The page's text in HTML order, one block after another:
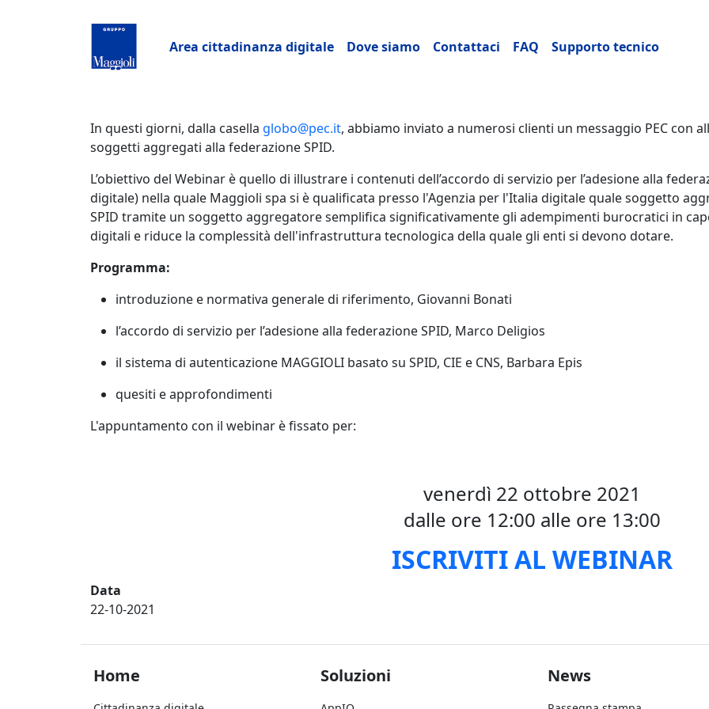
Navigazione principale
Area cittadinanza digitale Dove siamo Contattaci FAQ Supporto tecnico
In questi giorni, dalla casella globo@pec.it, abbiamo inviato a numerosi clienti un messaggio PEC con
soggetti aggregati alla federazione SPID.
L’obiettivo del Webinar è quello di illustrare i contenuti dell’accordo di servizio per l’adesione alla
digitale) nella quale Maggioli spa si è qualificata presso l'Agenzia per l'Italia digitale quale soggetto
SPID tramite un soggetto aggregatore semplifica significativamente gli adempimenti burocratici in
digitali e riduce la complessità dell'infrastruttura tecnologica della quale gli enti si devono dotare.
Programma:
introduzione e normativa generale di riferimento, Giovanni Bonati
l’accordo di servizio per l’adesione alla federazione SPID, Marco Deligios
il sistema di autenticazione MAGGIOLI basato su SPID, CIE e CNS, Barbara Epis
quesiti e approfondimenti
L'appuntamento con il webinar è fissato per:
venerdì 22 ottobre 2021
dalle ore 12:00 alle ore 13:00
ISCRIVITI AL WEBINAR
Data
22-10-2021
Footer Home
Home Footer Soluzioni
Soluzioni Footer
News